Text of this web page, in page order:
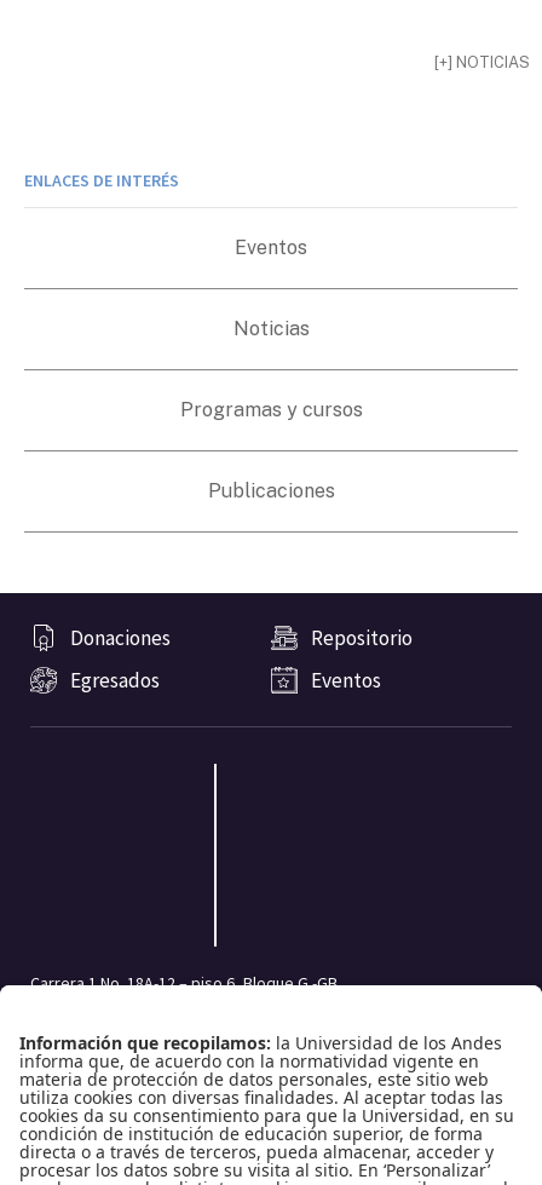
[+] NOTICIAS
ENLACES DE INTERÉS
Eventos
Noticias
Programas y cursos
Publicaciones
Donaciones
Repositorio
Egresados
Eventos
Carrera 1 No. 18A-12 – piso 6, Bloque G -GB
Tel.: (601) 332 45 05 | (601) 339 49 49 Ext.: 2500
Fax (601) 332 45 08
Redes Sociales